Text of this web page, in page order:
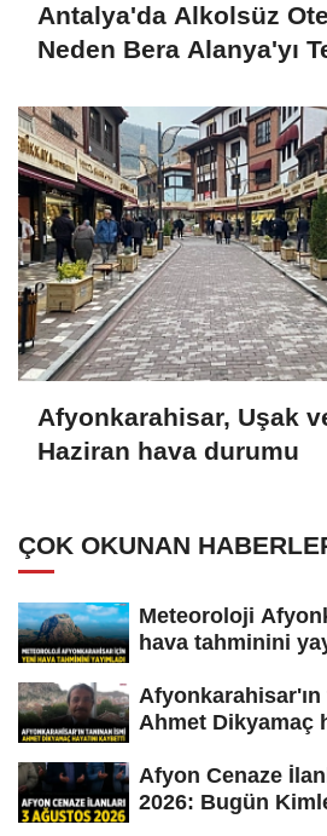
Antalya'da Alkolsüz
Neden Bera Alanya'yı
Afyonkarahisar, Uşak
Haziran hava durumu
ÇOK OKUNAN
Meteoroloji
hava tahminini
Afyonkarahisar'ın
Ahmet Dikyamaç
Afyon Cenaze
2026: Bugün